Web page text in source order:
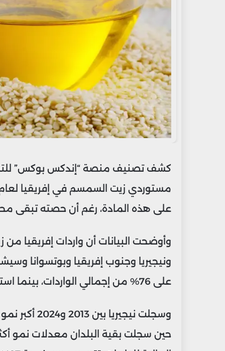
كشف تصنيف منصة “إندكس بوكس”
على هذه المادة، رغم أن حصته تبقى
وأوضحت البيانات أن واردات إفريقيا
ونيجيريا وجنوب إفريقيا وبوتسوانا
على 76% من إجمالي الواردات، بينما استورد المغرب 22 طنًا بحصة 7,3%.
حين سجلت بقية البلدان معدلات نمو